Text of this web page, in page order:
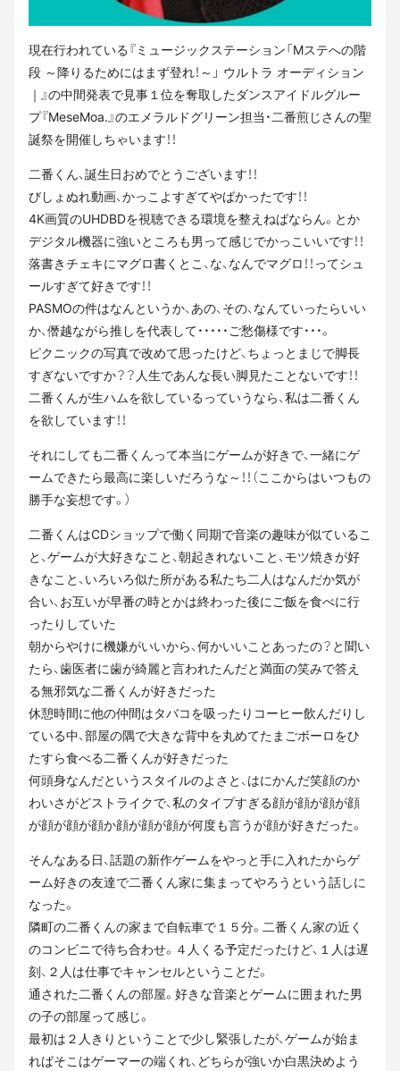
現在行われている『ミュージックステーション「Mステへの階
段 ～降りるためにはまず登れ！～」 ウルトラ オーディション
｜』の中間発表で見事１位を奪取したダンスアイドルグルー
プ『MeseMoa.』のエメラルドグリーン担当・二番煎じさんの聖
誕祭を開催しちゃいます！！
二番くん、誕生日おめでとうございます！！
びしょぬれ動画、かっこよすぎてやばかったです！！
4K画質のUHDBDを視聴できる環境を整えねばならん。とか
デジタル機器に強いところも男って感じでかっこいいです！！
落書きチェキにマグロ書くとこ、な、なんでマグロ！！ってシュ
ールすぎて好きです！！
PASMOの件はなんというか、あの、その、なんていったらいい
か、僭越ながら推しを代表して・・・・・ご愁傷様です・・・。
ピクニックの写真で改めて思ったけど、ちょっとまじで脚長
すぎないですか？？人生であんな長い脚見たことないです！！
二番くんが生ハムを欲しているっていうなら、私は二番くん
を欲しています！！
それにしても二番くんって本当にゲームが好きで、一緒にゲ
ームできたら最高に楽しいだろうな～！！（ここからはいつもの
勝手な妄想です。）
二番くんはCDショップで働く同期で音楽の趣味が似ているこ
と、ゲームが大好きなこと、朝起きれないこと、モツ焼きが好
きなこと、いろいろ似た所がある私たち二人はなんだか気が
合い、お互いが早番の時とかは終わった後にご飯を食べに行
ったりしていた
朝からやけに機嫌がいいから、何かいいことあったの？と聞い
たら、歯医者に歯が綺麗と言われたんだと満面の笑みで答え
る無邪気な二番くんが好きだった
休憩時間に他の仲間はタバコを吸ったりコーヒー飲んだりし
ている中、部屋の隅で大きな背中を丸めてたまごボーロをひ
たすら食べる二番くんが好きだった
何頭身なんだというスタイルのよさと、はにかんだ笑顔のか
わいさがどストライクで、私のタイプすぎる顔が顔が顔が顔
が顔が顔が顔か顔が顔が顔が何度も言うが顔が好きだった。
そんなある日、話題の新作ゲームをやっと手に入れたからゲ
ーム好きの友達で二番くん家に集まってやろうという話しに
なった。
隣町の二番くんの家まで自転車で１５分。二番くん家の近く
のコンビニで待ち合わせ。４人くる予定だったけど、１人は遅
刻、２人は仕事でキャンセルということだ。
通された二番くんの部屋。好きな音楽とゲームに囲まれた男
の子の部屋って感じ。
最初は２人きりということで少し緊張したが、ゲームが始ま
ればそこはゲーマーの端くれ、どちらが強いか白黒決めよう